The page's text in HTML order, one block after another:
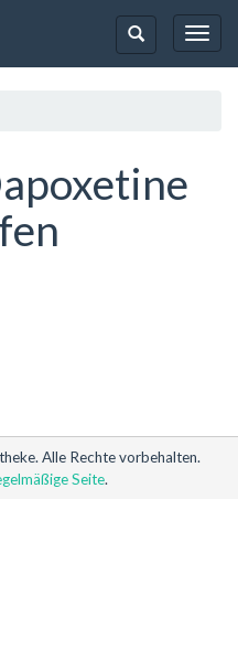
Toggle-
Navigation
Alle Rechte vorbehalten.
Seite.